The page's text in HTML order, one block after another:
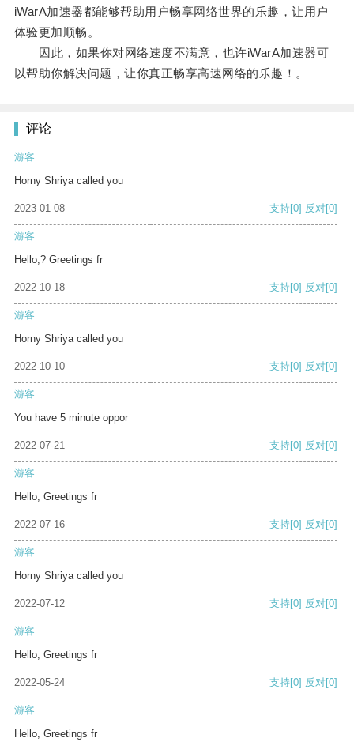
iWarA加速器都能够帮助用户畅享网络世界的乐趣，让用户
体验更加顺畅。
因此，如果你对网络速度不满意，也许iWarA加速器可
以帮助你解决问题，让你真正畅享高速网络的乐趣！。
评论
游客
Horny Shriya called you
2023-01-08 支持[0] 反对[0]
游客
Hello,? Greetings fr
2022-10-18 支持[0] 反对[0]
游客
Horny Shriya called you
2022-10-10 支持[0] 反对[0]
游客
You have 5 minute oppor
2022-07-21 支持[0] 反对[0]
游客
Hello, Greetings fr
2022-07-16 支持[0] 反对[0]
游客
Horny Shriya called you
2022-07-12 支持[0] 反对[0]
游客
Hello, Greetings fr
2022-05-24 支持[0] 反对[0]
游客
Hello, Greetings fr